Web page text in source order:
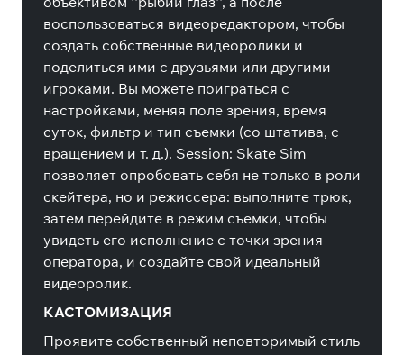
воспользоваться видеоредактором, чтобы
создать собственные видеоролики и
поделиться ими с друзьями или другими
игроками. Вы можете поиграться с
настройками, меняя поле зрения, время
суток, фильтр и тип съемки (со штатива, с
вращением и т. д.). Session: Skate Sim
позволяет опробовать себя не только в роли
скейтера, но и режиссера: выполните трюк,
затем перейдите в режим съемки, чтобы
увидеть его исполнение с точки зрения
оператора, и создайте свой идеальный
видеоролик.
КАСТОМИЗАЦИЯ
Проявите собственный неповторимый стиль